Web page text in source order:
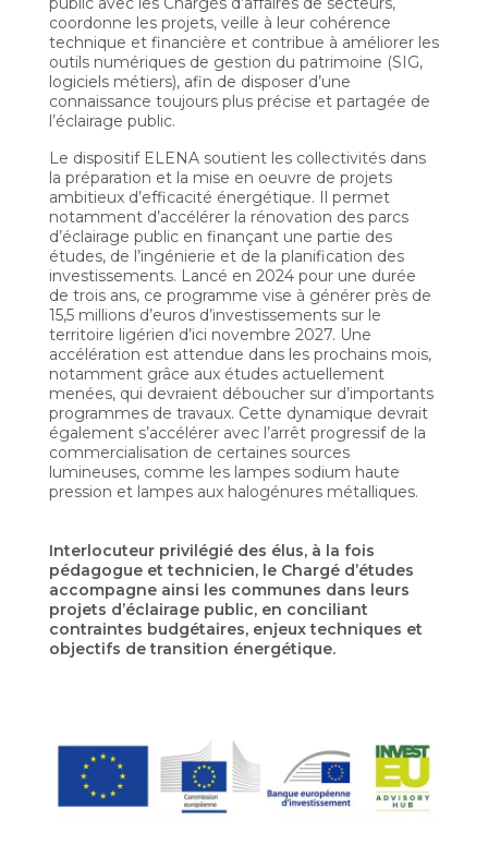
coordonne les projets, veille à leur cohérence
technique et financière et contribue à améliorer les
outils numériques de gestion du patrimoine (SIG,
logiciels métiers), afin de disposer d’une
connaissance toujours plus précise et partagée de
l’éclairage public.
Le dispositif ELENA soutient les collectivités dans
la préparation et la mise en oeuvre de projets
ambitieux d’efficacité énergétique. Il permet
notamment d’accélérer la rénovation des parcs
d’éclairage public en finançant une partie des
études, de l’ingénierie et de la planification des
investissements. Lancé en 2024 pour une durée
de trois ans, ce programme vise à générer près de
15,5 millions d’euros d’investissements sur le
territoire ligérien d’ici novembre 2027. Une
accélération est attendue dans les prochains mois,
notamment grâce aux études actuellement
menées, qui devraient déboucher sur d’importants
programmes de travaux. Cette dynamique devrait
également s’accélérer avec l’arrêt progressif de la
commercialisation de certaines sources
lumineuses, comme les lampes sodium haute
pression et lampes aux halogénures métalliques.
Interlocuteur privilégié des élus, à la fois
pédagogue et technicien, le Chargé d’études
accompagne ainsi les communes dans leurs
projets d’éclairage public, en conciliant
contraintes budgétaires, enjeux techniques et
objectifs de transition énergétique.